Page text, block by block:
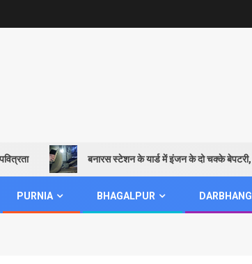
बनारस स्टेशन के यार्ड में इंजन के दो चक्के बेपटरी, बदले
PURNIA BHAGALPUR